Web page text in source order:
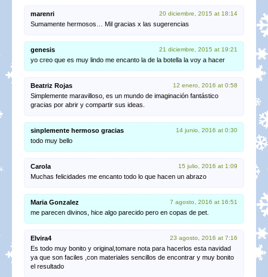
marenri 20 diciembre, 2015 at 18:14
Sumamente hermosos… Mil gracias x las sugerencias
genesis 21 diciembre, 2015 at 19:21
yo creo que es muy lindo me encanto la de la botella la voy a hacer
Beatriz Rojas 12 enero, 2016 at 0:58
Simplemente maravilloso, es un mundo de imaginación fantástico
gracias por abrir y compartir sus ideas.
sinplemente hermoso gracias 14 junio, 2016 at 0:30
todo muy bello
Carola 15 julio, 2016 at 1:09
Muchas felicidades me encanto todo lo que hacen un abrazo
Maria Gonzalez 7 agosto, 2016 at 16:51
me parecen divinos, hice algo parecido pero en copas de pet.
Elvira4 23 agosto, 2016 at 7:16
Es todo muy bonito y original,tomare nota para hacerlos esta navidad
ya que son faciles ,con materiales sencillos de encontrar y muy bonito
el resultado